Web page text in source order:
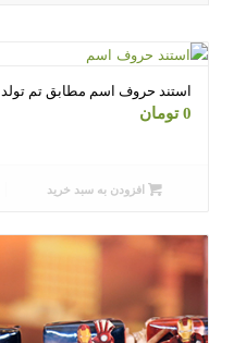
استند حروف اسم مطابق تم تولد
0 تومان
افزودن به سبد خرید